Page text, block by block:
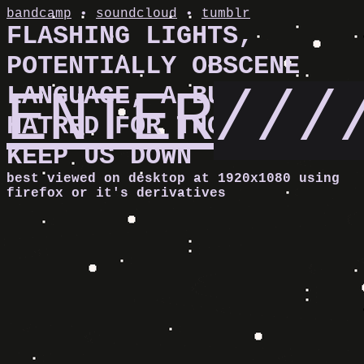
bandcamp • soundcloud • tumblr
ENTER
FLASHING LIGHTS,
POTENTIALLY OBSCENE
LANGUAGE, A BURNING
HATRED FOR THOSE WHO
KEEP US DOWN
best viewed on desktop at 1920x1080 using
firefox or it's derivatives